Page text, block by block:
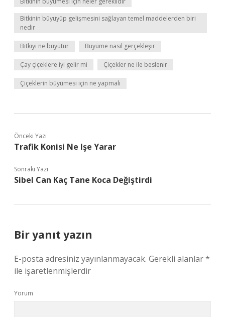
Bitkinin büyüyüp gelişmesini sağlayan temel maddelerden biri
nedir
Bitkiyi ne büyütür Büyüme nasıl gerçekleşir
Çay çiçeklere iyi gelir mi Çiçekler ne ile beslenir
Çiçeklerin büyümesi için ne yapmalı
Önceki Yazı
Trafik Konisi Ne Işe Yarar
Sonraki Yazı
Sibel Can Kaç Tane Koca Değiştirdi
Bir yanıt yazın
E-posta adresiniz yayınlanmayacak. Gerekli alanlar*
ile işaretlenmişlerdir
Yorum